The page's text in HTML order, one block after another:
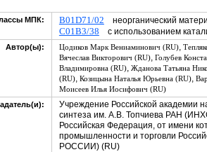
МПК: B01D71/02 неорганический
C01B3/38 с использованием
Автор(ы): Цодиков Марк Вениаминович (RU),
Вячеслав Викторович (RU), Голубев
Владимировна (RU), Жданова Татьяна
(RU), Козицына Наталья Юрьевна (RU),
Моисеев Илья Иосифович (RU)
Учреждение Российской академии
синтеза им. А.В. Топчиева РАН
Российская Федерация, от имени
промышленности и торговли
РОССИИ) (RU)